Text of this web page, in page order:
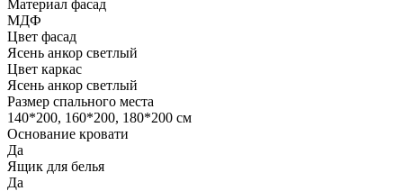
Материал фасад
МДФ
Цвет фасад
Ясень анкор светлый
Цвет каркас
Ясень анкор светлый
Размер спального места
140*200, 160*200, 180*200 см
Основание кровати
Да
Ящик для белья
Да